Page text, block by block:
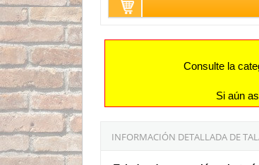
Consulte la
Si aún
INFORMACIÓN DETALLADA DE